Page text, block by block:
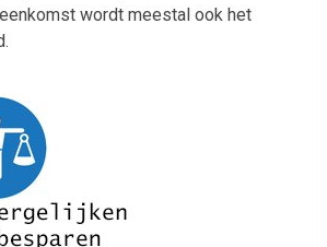
wordt meestal ook het